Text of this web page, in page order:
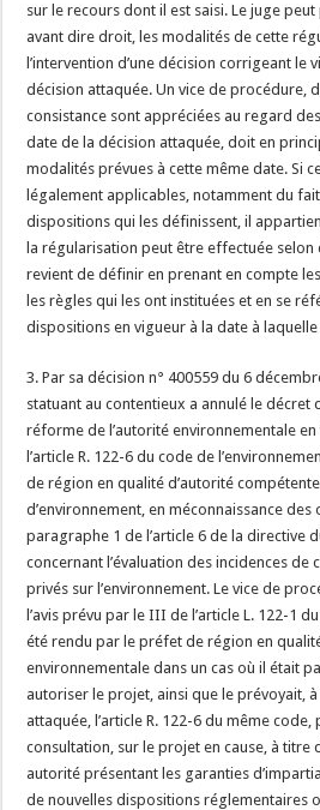
sur le recours dont il est saisi. Le juge
avant dire droit, les modalités de cette
l’intervention d’une décision corrigeant le
décision attaquée. Un vice de procédure,
consistance sont appréciées au regard
date de la décision attaquée, doit en
modalités prévues à cette même date. Si
légalement applicables, notamment du
dispositions qui les définissent, il
la régularisation peut être effectuée selon
revient de définir en prenant en compte
les règles qui les ont instituées et en se
dispositions en vigueur à la date à laquelle
3. Par sa décision n° 400559 du 6
statuant au contentieux a annulé le décret
réforme de l’autorité environnementale en
l’article R. 122-6 du code de
de région en qualité d’autorité compétente
d’environnement, en méconnaissance des
paragraphe 1 de l’article 6 de la directive
concernant l’évaluation des incidences de
privés sur l’environnement. Le vice de
l’avis prévu par le III de l’article L. 122-1
été rendu par le préfet de région en
environnementale dans un cas où il était
autoriser le projet, ainsi que le prévoyait,
attaquée, l’article R. 122-6 du même
consultation, sur le projet en cause, à titre
autorité présentant les garanties
de nouvelles dispositions réglementaires